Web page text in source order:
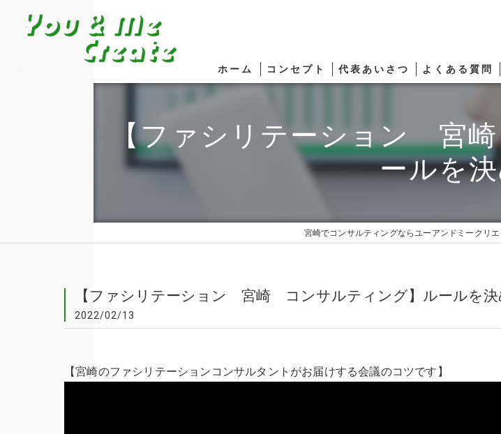
ホーム コンセプト 代表あいさつ よくある質問
【ファシリテーション 宮
ールを
宮崎でコンサルティングならユーアンドミークリ
【ファシリテーション 宮崎 コンサルティング】ルールを決
2022/02/13
【宮崎のファシリテーションコンサルタントがお届けする会議のコツです】